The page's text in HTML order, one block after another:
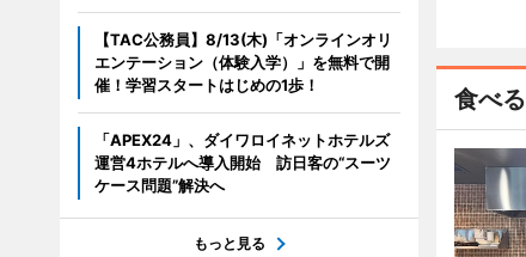
食べる
【TAC公務員】8/13(木)「オンラインオリ
エンテーション（体験入学）」を無料で開
催！学習スタートはじめの1歩！
「APEX24」、ダイワロイネットホテルズ
運営4ホテルへ導入開始 訪日客の“スーツ
ケース問題”解決へ
もっと見る